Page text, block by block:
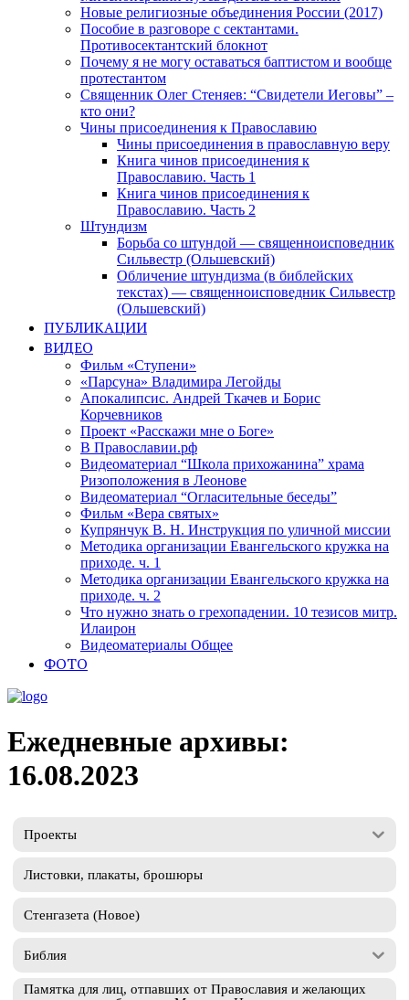
Новые религиозные объединения России (2017)
Пособие в разговоре с сектантами.
Противосектантский блокнот
Почему я не могу оставаться баптистом и вообще
протестантом
Священник Олег Стеняев: “Свидетели Иеговы” –
кто они?
Чины присоединения к Православию
Чины присоединения в православную веру
Книга чинов присоединения к
Православию. Часть 1
Книга чинов присоединения к
Православию. Часть 2
Штундизм
Борьба со штундой — священноисповедник
Сильвестр (Ольшевский)
Обличение штундизма (в библейских
текстах) — священноисповедник Сильвестр
(Ольшевский)
ПУБЛИКАЦИИ
ВИДЕО
Фильм «Ступени»
«Парсуна» Владимира Легойды
Апокалипсис. Андрей Ткачев и Борис
Корчевников
Проект «Расскажи мне о Боге»
В Православии.рф
Видеоматериал “Школа прихожанина” храма
Ризоположения в Леонове
Видеоматериал “Огласительные беседы”
Фильм «Вера святых»
Купрянчук В. Н. Инструкция по уличной миссии
Методика организации Евангельского кружка на
приходе. ч. 1
Методика организации Евангельского кружка на
приходе. ч. 2
Что нужно знать о грехопадении. 10 тезисов митр.
Илаирон
Видеоматериалы Общее
ФОТО
Ежедневные архивы:
16.08.2023
Проекты
Листовки, плакаты, брошюры
Стенгазета (Новое)
Библия
Памятка для лиц, отпавших от Православия и желающих